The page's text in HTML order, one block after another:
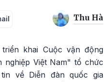
Thu Hà
khai Cuộc vận động
nghiệp Việt Nam" tổ chức
về Diễn đàn quốc gia